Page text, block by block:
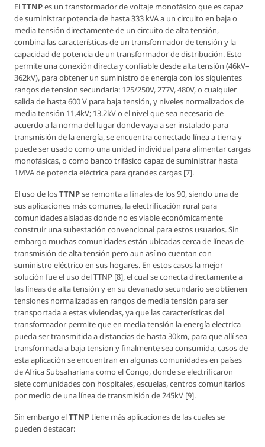
ElTTNPes un transformador de voltaje monofásico que es capaz
de suministrar potencia de hasta 333 kVA a un circuito en baja o
media tensión directamente de un circuito de alta tensión,
combina las características de un transformador de tensión y la
capacidad de potencia de un transformador de distribución. Esto
permite una conexión directa y confiable desde alta tensión (46kV–
362kV), para obtener un suministro de energía con los siguientes
rangos de tension secundaria: 125/250V, 277V, 480V, o cualquier
salida de hasta 600 V para baja tensión, y niveles normalizados de
media tensión 11.4kV; 13.2kV o el nivel que sea necesario de
acuerdo a la norma del lugar donde vaya a ser instalado para
transmisión de la energía, se encuentra conectado línea a tierra y
puede ser usado como una unidad individual para alimentar cargas
monofásicas, o como banco trifásico capaz de suministrar hasta
1MVA de potencia eléctrica para grandes cargas [7].
El uso de losTTNPse remonta a finales de los 90, siendo una de
sus aplicaciones más comunes, la electrificación rural para
comunidades aisladas donde no es viable económicamente
construir una subestación convencional para estos usuarios. Sin
embargo muchas comunidades están ubicadas cerca de líneas de
transmisión de alta tensión pero aun así no cuentan con
suministro eléctrico en sus hogares. En estos casos la mejor
solución fue el uso del TTNP [8], el cual se conecta directamente a
las líneas de alta tensión y en su devanado secundario se obtienen
tensiones normalizadas en rangos de media tensión para ser
transportada a estas viviendas, ya que las características del
transformador permite que en media tensión la energía electrica
pueda ser transmitida a distancias de hasta 30km, para que allí sea
transformada a baja tension y finalmente sea consumida, casos de
esta aplicación se encuentran en algunas comunidades en países
de Africa Subsahariana como el Congo, donde se electrificaron
siete comunidades con hospitales, escuelas, centros comunitarios
por medio de una línea de transmisión de 245kV [9].
Sin embargo elTTNPtiene más aplicaciones de las cuales se
pueden destacar: